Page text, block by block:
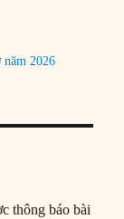
2026
thông báo bài